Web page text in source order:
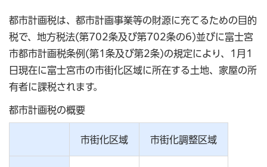
都市計画税は、都市計画事業等の財源に充てるための目的
税で、地方税法(第702条及び第702条の6)並びに富士宮
市都市計画税条例(第1条及び第2条)の規定により、1月1
日現在に富士宮市の市街化区域に所在する土地、家屋の所
有者に課税されます。
都市計画税の概要
市街化区域 市街化調整区域